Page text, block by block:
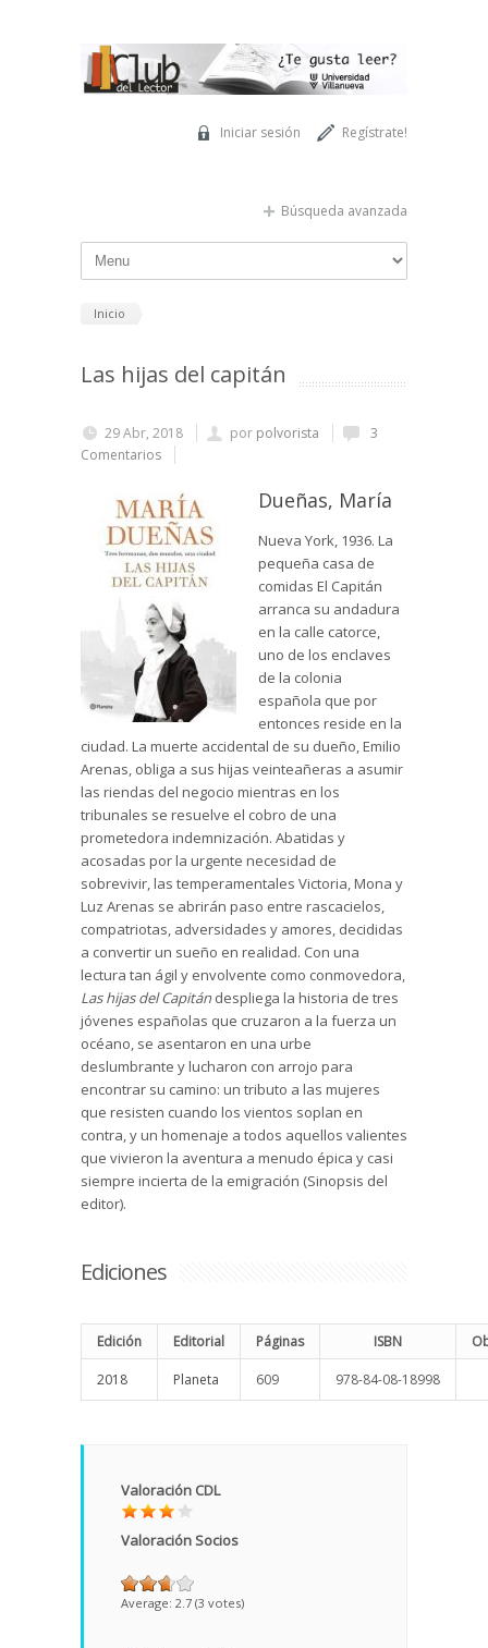
Regístrate!
Iniciar sesión
Búsqueda avanzada
Inicio
Las hijas del capitán
29 Abr, 2018 por polvorista
3
Comentarios
Dueñas, María
Nueva York, 1936. La
pequeña casa de
comidas El Capitán
arranca su andadura
en la calle catorce,
uno de los enclaves
de la colonia
española que por
entonces reside en la
ciudad. La muerte accidental de su dueño, Emilio
Arenas, obliga a sus hijas veinteañeras a asumir
las riendas del negocio mientras en los
tribunales se resuelve el cobro de una
prometedora indemnización. Abatidas y
acosadas por la urgente necesidad de
sobrevivir, las temperamentales Victoria, Mona y
Luz Arenas se abrirán paso entre rascacielos,
compatriotas, adversidades y amores, decididas
a convertir un sueño en realidad. Con una
lectura tan ágil y envolvente como conmovedora,
Las hijas del Capitán despliega la historia de tres
jóvenes españolas que cruzaron a la fuerza un
océano, se asentaron en una urbe
deslumbrante y lucharon con arrojo para
encontrar su camino: un tributo a las mujeres
que resisten cuando los vientos soplan en
contra, y un homenaje a todos aquellos valientes
que vivieron la aventura a menudo épica y casi
siempre incierta de la emigración (Sinopsis del
editor).
Ediciones
Edición Editorial Páginas ISBN
2018 Planeta 609 978-84-08-18998
Valoración CDL
Valoración Socios
Average: 2.7 (3 votes)